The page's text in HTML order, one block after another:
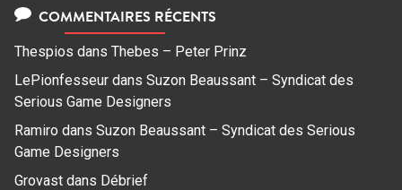
COMMENTAIRES RÉCENTS
Thespios dans Thebes – Peter Prinz
LePionfesseur dans Suzon Beaussant – Syndicat des
Serious Game Designers
Ramiro dans Suzon Beaussant – Syndicat des Serious
Game Designers
Grovast dans Débrief